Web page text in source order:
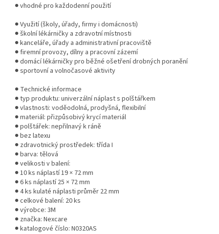
● vhodné pro každodenní použití
● Využití (školy, úřady, firmy i domácnosti)
● školní lékárničky a zdravotní místnosti
● kanceláře, úřady a administrativní pracoviště
● firemní provozy, dílny a pracovní zázemí
● domácí lékárničky pro běžné ošetření drobných poranění
● sportovní a volnočasové aktivity
● Technické informace
● typ produktu: univerzální náplast s polštářkem
● vlastnosti: voděodolná, prodyšná, flexibilní
● materiál: přizpůsobivý krycí materiál
● polštářek: nepřilnavý k ráně
● bez latexu
● zdravotnický prostředek: třída I
● barva: tělová
● velikosti v balení:
● 10 ks náplastí 19 × 72 mm
● 6 ks náplastí 25 × 72 mm
● 4 ks kulaté náplasti průměr 22 mm
● celkové balení: 20 ks
● výrobce: 3M
● značka: Nexcare
● katalogové číslo: N0320AS